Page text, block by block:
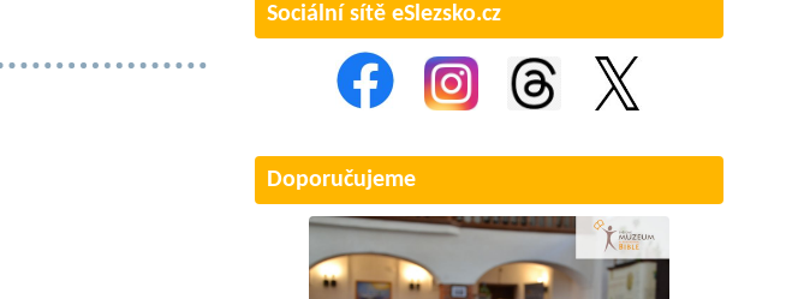
Sociální sítě eSlezsko.cz
Doporučujeme